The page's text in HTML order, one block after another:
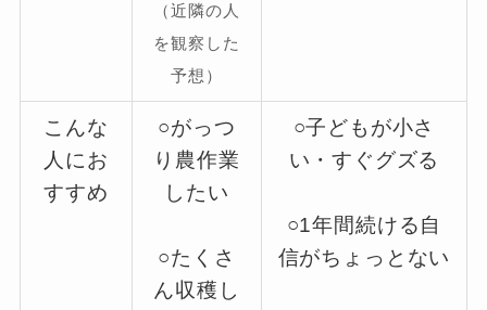
（近隣の人
を観察した
予想）
こんな
人にお
すすめ
○がっつ
り農作業
したい
○たくさ
ん収穫し
○子どもが小さ
い・すぐグズる
○1年間続ける自
信がちょっとない